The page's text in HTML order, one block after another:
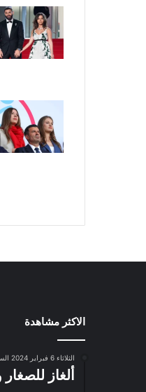
الاكثر مشاهدة
الثلاثاء 6 فبراير 2024 الساعة 3:31 ص
ألغاز